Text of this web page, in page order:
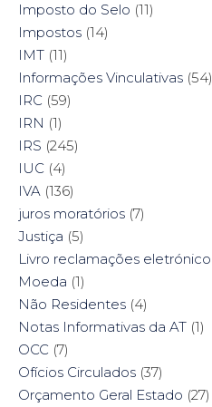
Imposto do Selo (11)
Impostos (14)
IMT (11)
Informações Vinculativas (54)
IRC (59)
IRN (1)
IRS (245)
IUC (4)
IVA (136)
juros moratórios (7)
Justiça (5)
Livro reclamações eletrónico
Moeda (1)
Não Residentes (4)
Notas Informativas da AT (1)
OCC (7)
Ofícios Circulados (37)
Orçamento Geral Estado (27)